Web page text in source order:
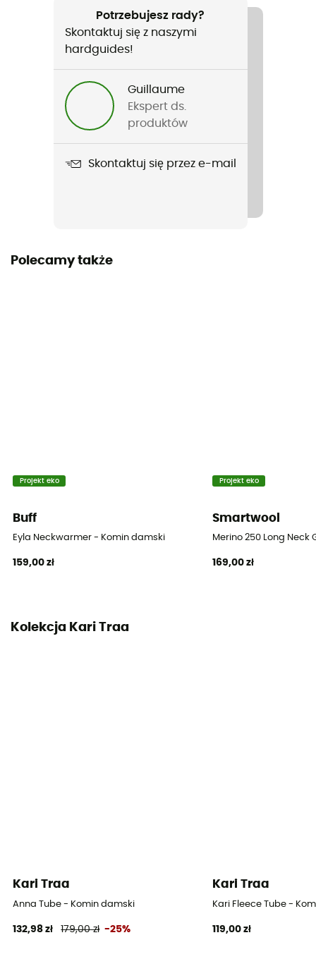
Turystyka piesza / Narty
Nazwa produktu
Kari Fleece Tube
Potrzebujesz rady?
Skontaktuj się z naszymi
hardguides!
Guillaume
Ekspert ds.
produktów
Skontaktuj się przez e-mail
Polecamy także
Projekt eko
Buff
Eyla Neckwarmer - Komin damski
159,00 zł
Projekt eko
Smartwool
Merino 250 Long Neck
169,00 zł
Kolekcja Kari Traa
Kari Traa
Anna Tube - Komin damski
132,98 zł 179,00 zł -25%
Kari Traa
Kari Fleece Tube -
119,00 zł